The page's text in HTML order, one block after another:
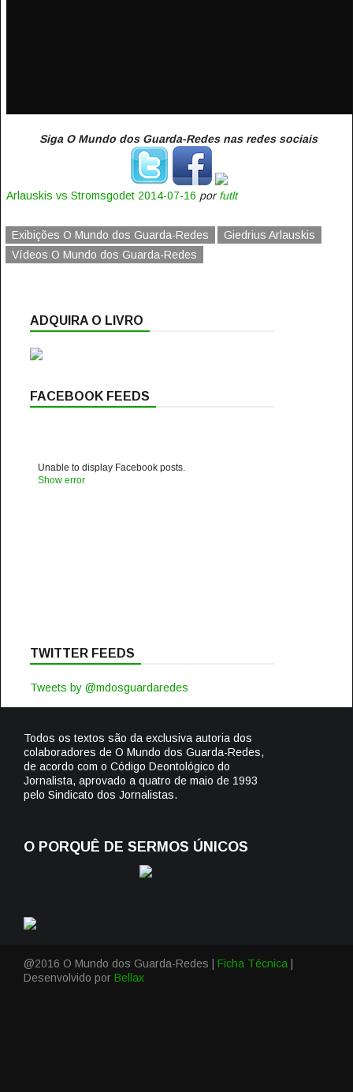
Siga O Mundo dos Guarda-Redes nas redes sociais
Arlauskis vs Stromsgodet 2014-07-16 porfutlt
Exibições O Mundo dos Guarda-Redes
Giedrius Arlauskis
Vídeos O Mundo dos Guarda-Redes
ADQUIRA O LIVRO
FACEBOOK FEEDS
Unable to display Facebook posts.
Show error
TWITTER FEEDS
Tweets by @mdosguardaredes
Todos os textos são da exclusiva autoria dos
colaboradores de O Mundo dos Guarda-Redes,
de acordo com o Código Deontológico do
Jornalista, aprovado a quatro de maio de 1993
pelo Sindicato dos Jornalistas.
O PORQUÊ DE SERMOS ÚNICOS
@2016 O Mundo dos Guarda-Redes | Ficha Técnica
Desenvolvido por Bellax